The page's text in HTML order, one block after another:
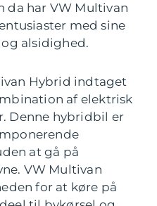
da har VW Multivan
med sine
alsidighed.
Hybrid indtaget
af elektrisk
Denne hybridbil er
at gå på
VW Multivan
for at køre på